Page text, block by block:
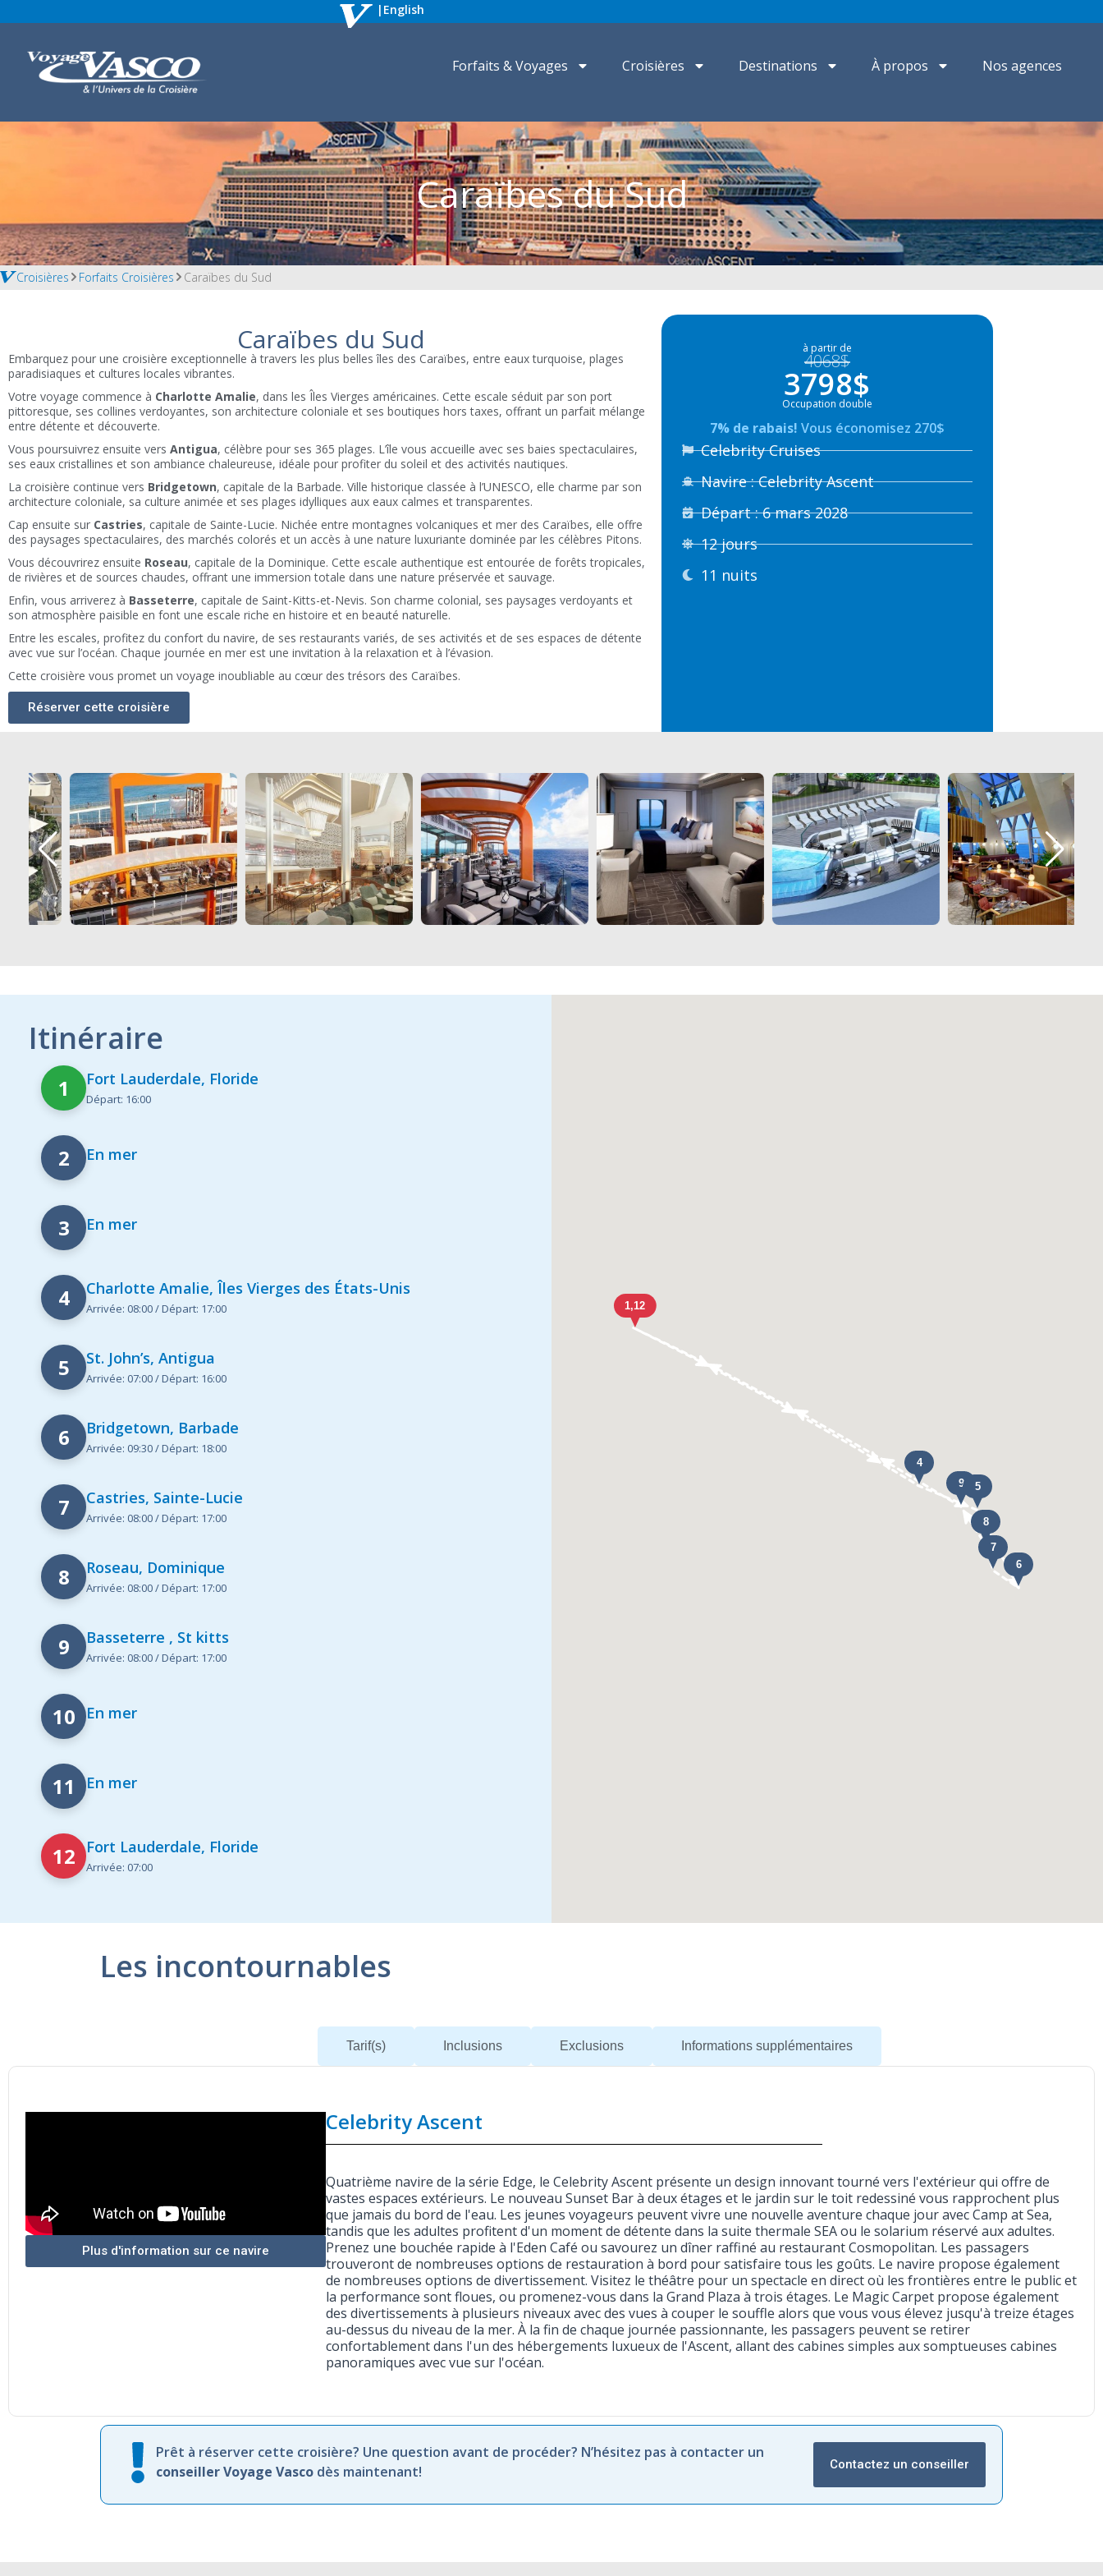
| English
Forfaits & Voyages Croisières Destinations À propos Nos agences
Caraïbes du Sud
Croisières Forfaits Croisières Caraïbes du Sud
Caraïbes du Sud
Embarquez pour une croisière exceptionnelle à travers les plus belles îles des Caraïbes, entre eaux turquoise, plages
paradisiaques et cultures locales vibrantes.
Votre voyage commence à Charlotte Amalie, dans les Îles Vierges américaines. Cette escale séduit par son port
pittoresque, ses collines verdoyantes, son architecture coloniale et ses boutiques hors taxes, offrant un parfait mélange
entre détente et découverte.
Vous poursuivrez ensuite vers Antigua, célèbre pour ses 365 plages. L’île vous accueille avec ses baies spectaculaires,
ses eaux cristallines et son ambiance chaleureuse, idéale pour profiter du soleil et des activités nautiques.
La croisière continue vers Bridgetown, capitale de la Barbade. Ville historique classée à l’UNESCO, elle charme par son
architecture coloniale, sa culture animée et ses plages idylliques aux eaux calmes et transparentes.
Cap ensuite sur Castries, capitale de Sainte-Lucie. Nichée entre montagnes volcaniques et mer des Caraïbes, elle offre
des paysages spectaculaires, des marchés colorés et un accès à une nature luxuriante dominée par les célèbres Pitons.
Vous découvrirez ensuite Roseau, capitale de la Dominique. Cette escale authentique est entourée de forêts tropicales,
de rivières et de sources chaudes, offrant une immersion totale dans une nature préservée et sauvage.
Enfin, vous arriverez à Basseterre, capitale de Saint-Kitts-et-Nevis. Son charme colonial, ses paysages verdoyants et
son atmosphère paisible en font une escale riche en histoire et en beauté naturelle.
Entre les escales, profitez du confort du navire, de ses restaurants variés, de ses activités et de ses espaces de détente
avec vue sur l’océan. Chaque journée en mer est une invitation à la relaxation et à l’évasion.
Cette croisière vous promet un voyage inoubliable au cœur des trésors des Caraïbes.
Réserver cette croisière
à partir de
4068$
3798$
Occupation double
7% de rabais! Vous économisez 270$
Celebrity Cruises
Navire : Celebrity Ascent
Départ : 6 mars 2028
12 jours
11 nuits
Itinéraire
1 Fort Lauderdale, Floride
Départ: 16:00
2 En mer
3 En mer
4 Charlotte Amalie, Îles Vierges des États-Unis
Arrivée: 08:00 / Départ: 17:00
5 St. John’s, Antigua
Arrivée: 07:00 / Départ: 16:00
6 Bridgetown, Barbade
Arrivée: 09:30 / Départ: 18:00
7 Castries, Sainte-Lucie
Arrivée: 08:00 / Départ: 17:00
8 Roseau, Dominique
Arrivée: 08:00 / Départ: 17:00
9 Basseterre , St kitts
Arrivée: 08:00 / Départ: 17:00
10 En mer
11 En mer
12 Fort Lauderdale, Floride
Arrivée: 07:00
Les incontournables
Tarif(s) Inclusions Exclusions Informations supplémentaires
Plus d'information sur ce navire
Celebrity Ascent
Quatrième navire de la série Edge, le Celebrity Ascent présente un design innovant tourné vers l'extérieur qui offre de
vastes espaces extérieurs. Le nouveau Sunset Bar à deux étages et le jardin sur le toit redessiné vous rapprochent plus
que jamais du bord de l'eau. Les jeunes voyageurs peuvent vivre une nouvelle aventure chaque jour avec Camp at Sea,
tandis que les adultes profitent d'un moment de détente dans la suite thermale SEA ou le solarium réservé aux adultes.
Prenez une bouchée rapide à l'Eden Café ou savourez un dîner raffiné au restaurant Cosmopolitan. Les passagers
trouveront de nombreuses options de restauration à bord pour satisfaire tous les goûts. Le navire propose également
de nombreuses options de divertissement. Visitez le théâtre pour un spectacle en direct où les frontières entre le public et
la performance sont floues, ou promenez-vous dans la Grand Plaza à trois étages. Le Magic Carpet propose également
des divertissements à plusieurs niveaux avec des vues à couper le souffle alors que vous vous élevez jusqu'à treize étages
au-dessus du niveau de la mer. À la fin de chaque journée passionnante, les passagers peuvent se retirer
confortablement dans l'un des hébergements luxueux de l'Ascent, allant des cabines simples aux somptueuses cabines
panoramiques avec vue sur l'océan.
Prêt à réserver cette croisière? Une question avant de procéder? N’hésitez pas à contacter un
conseiller Voyage Vasco dès maintenant! Contactez un conseiller